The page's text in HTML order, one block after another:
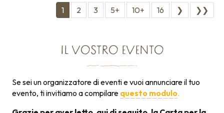
1 2 3 5+ 10+ 16 ❯ ❯❯
IL VOSTRO EVENTO
Se sei un organizzatore di eventi e vuoi annunciare il tuo
evento, ti invitiamo a compilare questo modulo.